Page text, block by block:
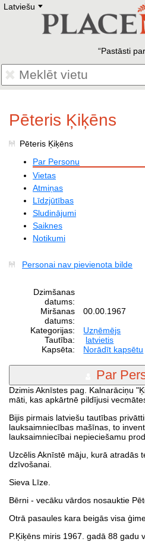
Latviešu E
Deutsch
Francais
Polski
Eestikeelne
Pastāsti
Pēteris Ķiķēns
Pēteris Ķiķēns
Par Personu
Vietas
Atmiņas
Līdzjūtības
Sludinājumi
Saiknes
Notikumi
Personai nav pievienota bilde
Dzimšanas
datums:
Miršanas
datums:
00.00.1967
Kategorijas:
Uzņēmējs
Tautība:
latvietis
Kapsēta:
Norādīt kapsētu
Par
Dzimis Aknīstes pag. Kalnarāciņu
māti, kas apkārtnē pildījusi
Bijis pirmais latviešu tautības
lauksaimniecības mašīnas, to
lauksaimniecībai nepieciešamu
Uzcēlis Aknīstē māju, kurā atradās
dzīvošanai.
Sieva Līze.
Bērni - vecāku vārdos nosauktie
Otrā pasaules kara beigās visa
P.Ķiķēns miris 1967. gadā 88 gadu